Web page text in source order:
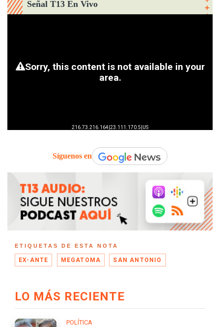
Señal T13 En Vivo
Síguenos en
ETIQUETAS DE ESTA NOTA
EX-ANTE MEGATOMA SAN ANTONIO
LO MÁS RECIENTE
POLÍTICA